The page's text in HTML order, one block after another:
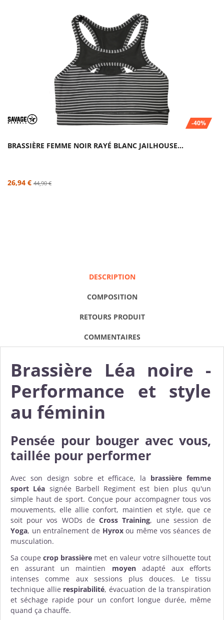
-40%
BRASSIÈRE FEMME NOIR RAYÉ BLANC JAILHOUSE...
26,94 € 44,90 €
DESCRIPTION
COMPOSITION
RETOURS PRODUIT
COMMENTAIRES
Brassière Léa noire -
Performance et style
au féminin
Pensée pour bouger avec vous,
taillée pour performer
Avec son design sobre et efficace, la brassière femme
sport Léa signée Barbell Regiment est bien plus qu'un
simple haut de sport. Conçue pour accompagner tous vos
mouvements, elle allie confort, maintien et style, que ce
soit pour vos WODs deCross Training, une session de
Yoga, un entraînement de Hyroxou même vos séances de
musculation.
Sa coupecrop brassière met en valeur votre silhouette tout
en assurant un maintien moyenadapté aux efforts
intenses comme aux sessions plus douces. Le tissu
technique allie respirabilité, évacuation de la transpiration
et séchage rapide pour un confort longue durée, même
quand ça chauffe.